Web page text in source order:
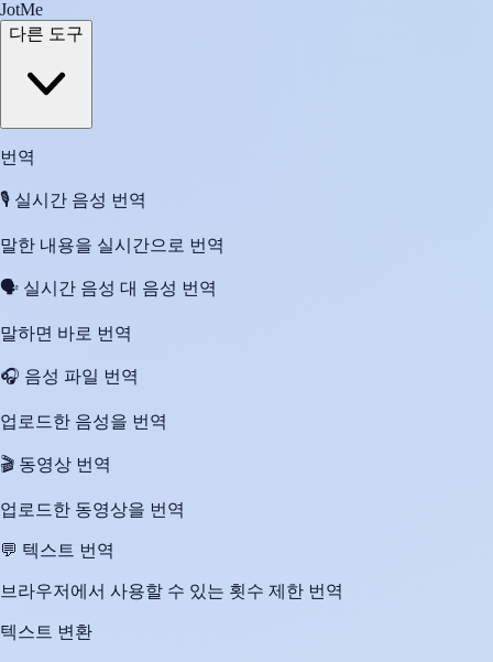
JotMe
다른 도구
번역
🎙️ 실시간 음성 번역
말한 내용을 실시간으로 번역
🗣️ 실시간 음성 대 음성 번역
말하면 바로 번역
🎧 음성 파일 번역
업로드한 음성을 번역
🎬 동영상 번역
업로드한 동영상을 번역
💬 텍스트 번역
브라우저에서 사용할 수 있는 횟수 제한 번역
텍스트 변환